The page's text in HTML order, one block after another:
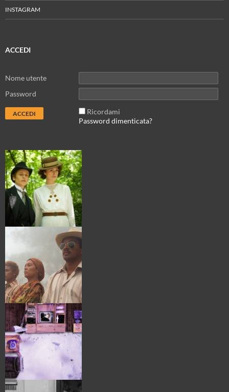
INSTAGRAM
ACCEDI
Nome utente
Password
Ricordami
Password dimenticata?